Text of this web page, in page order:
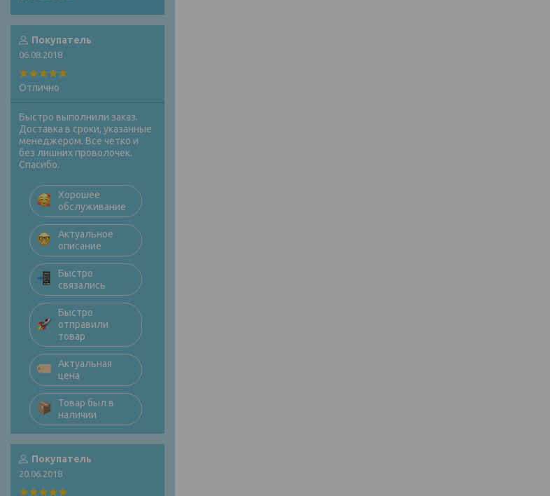
Покупатель
06.08.2018
Отлично
Быстро выполнили заказ.
Доставка в сроки, указанные
менеджером. Все четко и
без лишних проволочек.
Спасибо.
Хорошее
обслуживание
Актуальное
описание
Быстро
связались
Быстро
отправили
товар
Актуальная
цена
Товар был в
наличии
Покупатель
20.06.2018